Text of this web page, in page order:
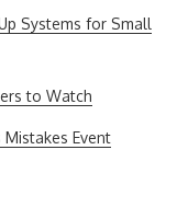
Systems for Small
to Watch
Event